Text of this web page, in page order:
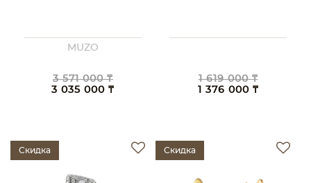
MUZO
3 571 000 ₸
3 035 000 ₸
1 619 000 ₸
1 376 000 ₸
Скидка Скидка